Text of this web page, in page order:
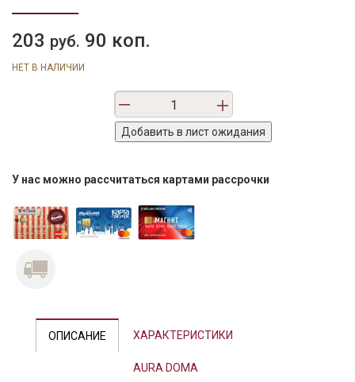
203 руб. 90 коп.
НЕТ В НАЛИЧИИ
У нас можно рассчитаться картами рассрочки
ОПИСАНИЕ ХАРАКТЕРИСТИКИ
AURA DOMA